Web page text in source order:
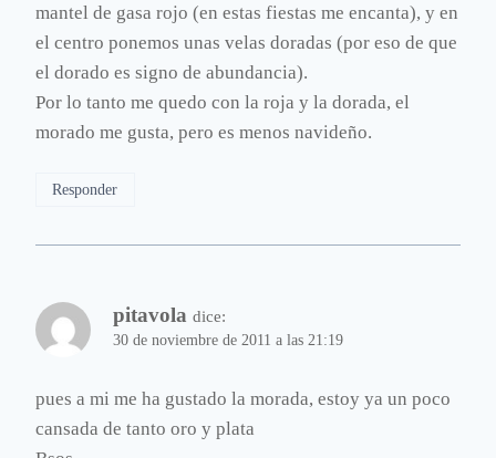
mantel de gasa rojo (en estas fiestas me encanta), y en
el centro ponemos unas velas doradas (por eso de que
el dorado es signo de abundancia).
Por lo tanto me quedo con la roja y la dorada, el
morado me gusta, pero es menos navideño.
Responder
pitavola dice:
30 de noviembre de 2011 a las 21:19
pues a mi me ha gustado la morada, estoy ya un poco
cansada de tanto oro y plata